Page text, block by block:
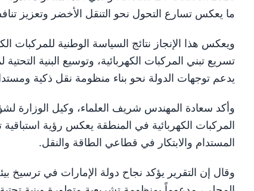
ما يعكس تسارع التحول نحو التنقل الأخضر وتعزيز
تسريع تبني المركبات الكهربائية، وتوسيع البنية
يدعم توجهات الدولة نحو بناء منظومة نقل ذكية
وأكد سعادة المهندس شريف العلماء، وكيل الوزارة
المركبات الكهربائية في المنطقة يعكس رؤية استباقية
المستدام والابتكار في قطاعي الطاقة والنقل.
وقال إن التقرير يؤكد نجاح دولة الإمارات في ترسيخ